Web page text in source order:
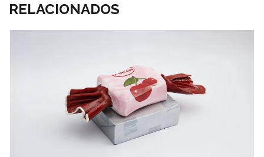
RELACIONADOS